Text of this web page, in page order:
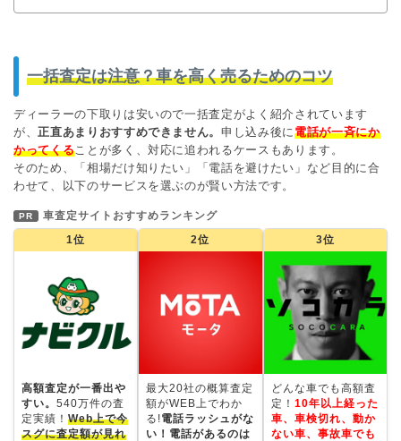
一括査定は注意？車を高く売るためのコツ
ディーラーの下取りは安いので一括査定がよく紹介されています
が、正直あまりおすすめできません。申し込み後に 電話が一斉にか
かってくる ことが多く、対応に追われるケースもあります。
そのため、「相場だけ知りたい」「電話を避けたい」など目的に合
わせて、以下のサービスを選ぶのが賢い方法です。
PR
車査定サイトおすすめランキング
1位
高額査定が一番出や
すい。 540万件の査
定実績！ Web上で今
スグに査定額が見れ
2位
最大20社の概算査定
額がWEB上でわか
る!電話ラッシュがな
い！電話があるのは
3位
どんな車でも高額査
定！ 10年以上経った
車、車検切れ、動か
ない車、事故車でも